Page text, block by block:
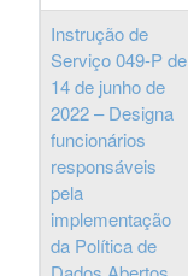
Instrução de
Serviço 049-P de
14 de junho de
2022 – Designa
funcionários
responsáveis
pela
implementação
da Política de